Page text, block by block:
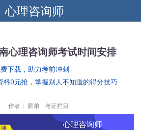
心理咨询师
心理咨询师考试时间安排
下载，助力考前冲刺
料0元抢，掌握别人不知道的得分技巧
作者： 窗弟 考证栏目
心理咨询师